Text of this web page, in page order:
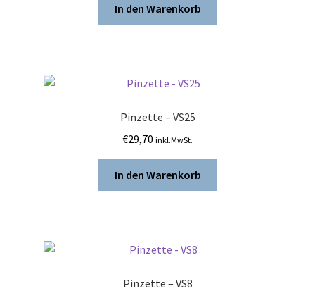
In den Warenkorb
Pinzette – VS25
€29,70 inkl.MwSt.
In den Warenkorb
Pinzette – VS8